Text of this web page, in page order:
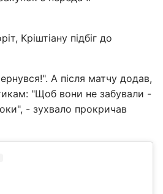
Кріштіану підбіг до
А після матчу додав,
"Щоб вони не забували -
- зухвало прокричав